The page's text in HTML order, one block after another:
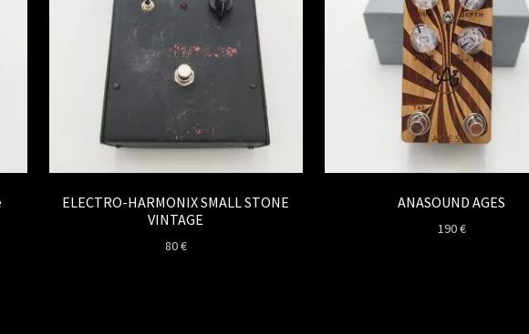
ELECTRO-HARMONIX SMALL STONE
VINTAGE
80€
ANASOUND AGES
190€